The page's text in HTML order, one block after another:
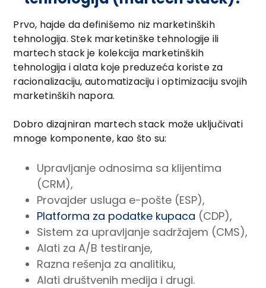
Prvo, hajde da definišemo niz marketinških
tehnologija. Stek marketinške tehnologije ili
martech stack je kolekcija marketinških
tehnologija i alata koje preduzeća koriste za
racionalizaciju, automatizaciju i optimizaciju svojih
marketinških napora.
Dobro dizajniran martech stack može uključivati
mnoge komponente, kao što su:
Upravljanje odnosima sa klijentima
(CRM),
Provajder usluga e-pošte (ESP),
Platforma za podatke kupaca (CDP),
Sistem za upravljanje sadržajem (CMS),
Alati za A/B testiranje,
Razna rešenja za analitiku,
Alati društvenih medija i drugi.